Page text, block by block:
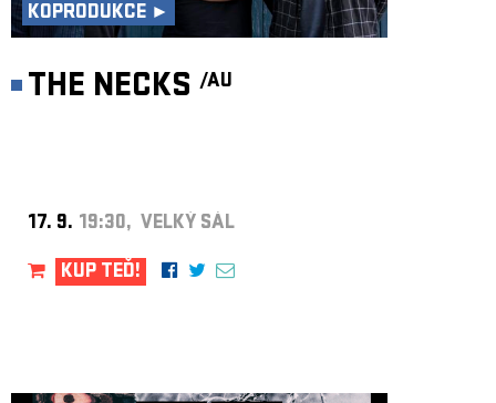
KOPRODUKCE ►
THE NECKS /AU
17. 9. 19:30, VELKÝ SÁL
KUP TEĎ!